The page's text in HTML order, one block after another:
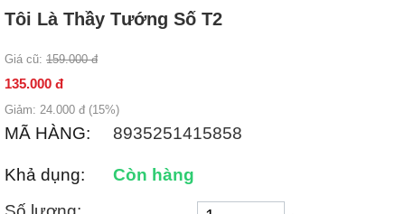
Tôi Là Thầy Tướng Số T2
Giá cũ: 159.000 đ
135.000 đ
Giảm: 24.000 đ (15%)
MÃ HÀNG: 8935251415858
Khả dụng:
Còn hàng